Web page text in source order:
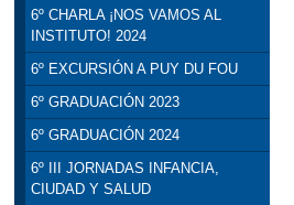
6º CHARLA ¡NOS VAMOS AL
INSTITUTO! 2024
6º EXCURSIÓN A PUY DU FOU
6º GRADUACIÓN 2023
6º GRADUACIÓN 2024
6º III JORNADAS INFANCIA,
CIUDAD Y SALUD